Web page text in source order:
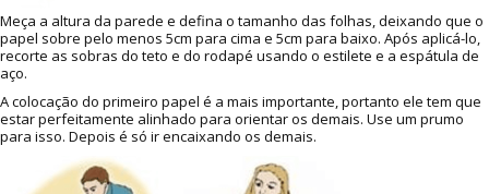
Meça a altura da parede e defina o tamanho das folhas, deixando que o
papel sobre pelo menos 5cm para cima e 5cm para baixo. Após aplicá-lo,
recorte as sobras do teto e do rodapé usando o estilete e a espátula de
aço.
A colocação do primeiro papel é a mais importante, portanto ele tem que
estar perfeitamente alinhado para orientar os demais. Use um prumo
para isso. Depois é só ir encaixando os demais.